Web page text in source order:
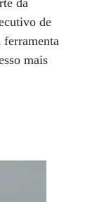
de
mais